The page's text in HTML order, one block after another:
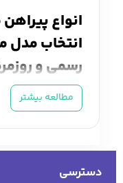
انواع
انتخاب مدل
رسمی و
پیراهن مردانه
آقای خوش‌پوش
نیمه‌رسمی و
پیراهن مردانه
موقعیت و سلیقه،
مطالعه بیشتر
دسترسی